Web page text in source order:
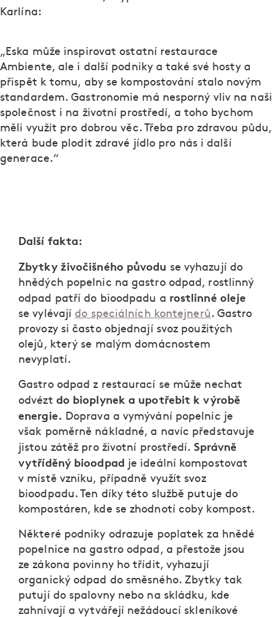
Karlína:
„Eska může inspirovat ostatní restaurace
Ambiente, ale i další podniky a také své hosty a
přispět k tomu, aby se kompostování stalo novým
standardem. Gastronomie má nesporný vliv na naši
společnost i na životní prostředí, a toho bychom
měli využít pro dobrou věc. Třeba pro zdravou půdu,
která bude plodit zdravé jídlo pro nás i další
generace.“
Další fakta:
Zbytky živočišného původu se vyhazují do
hnědých popelnic na gastro odpad, rostlinný
odpad patří do bioodpadu a rostlinné oleje
se vylévají do speciálních kontejnerů. Gastro
provozy si často objednají svoz použitých
olejů, který se malým domácnostem
nevyplatí.
Gastro odpad z restaurací se může nechat
odvézt do bioplynek a upotřebit k výrobě
energie. Doprava a vymývání popelnic je
však poměrně nákladné, a navíc představuje
jistou zátěž pro životní prostředí. Správně
vytříděný bioodpad je ideální kompostovat
v místě vzniku, případně využít svoz
bioodpadu. Ten díky této službě putuje do
kompostáren, kde se zhodnotí coby kompost.
Některé podniky odrazuje poplatek za hnědé
popelnice na gastro odpad, a přestože jsou
ze zákona povinny ho třídit, vyhazují
organický odpad do směsného. Zbytky tak
putují do spalovny nebo na skládku, kde
zahnívají a vytvářejí nežádoucí skleníkové